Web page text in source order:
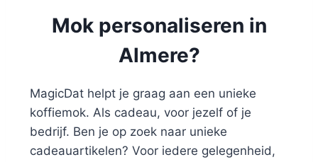
Mok personaliseren in
Almere?
MagicDat helpt je graag aan een unieke
koffiemok. Als cadeau, voor jezelf of je
bedrijf. Ben je op zoek naar unieke
cadeauartikelen? Voor iedere gelegenheid,